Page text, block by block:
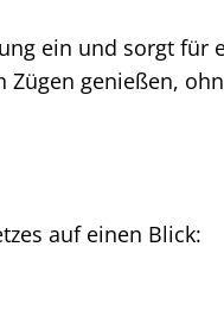
ein und sorgt für
genießen,
auf einen Blick: